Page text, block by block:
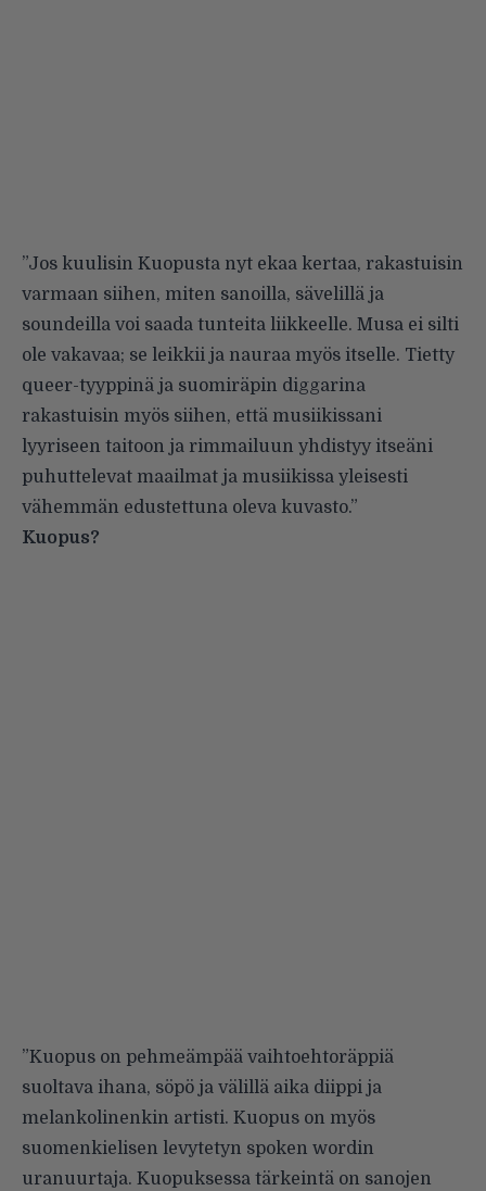
”Jos kuulisin Kuopusta nyt ekaa kertaa, rakastuisin
varmaan siihen, miten sanoilla, sävelillä ja
soundeilla voi saada tunteita liikkeelle. Musa ei silti
ole vakavaa; se leikkii ja nauraa myös itselle. Tietty
queer-tyyppinä ja suomiräpin diggarina
rakastuisin myös siihen, että musiikissani
lyyriseen taitoon ja rimmailuun yhdistyy itseäni
puhuttelevat maailmat ja musiikissa yleisesti
vähemmän edustettuna oleva kuvasto.”
Kuopus?
”Kuopus on pehmeämpää vaihtoehtoräppiä
suoltava ihana, söpö ja välillä aika diippi ja
melankolinenkin artisti. Kuopus on myös
suomenkielisen levytetyn spoken wordin
uranuurtaja. Kuopuksessa tärkeintä on sanojen